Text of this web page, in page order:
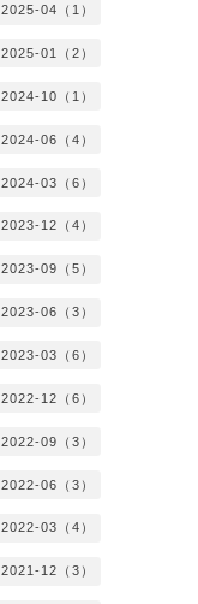
2025-04（1）
2025-01（2）
2024-10（1）
2024-06（4）
2024-03（6）
2023-12（4）
2023-09（5）
2023-06（3）
2023-03（6）
2022-12（6）
2022-09（3）
2022-06（3）
2022-03（4）
2021-12（3）